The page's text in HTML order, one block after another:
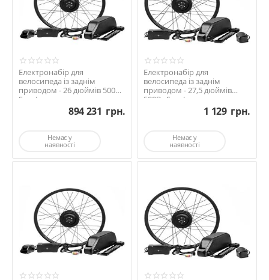
Електронабір для
велосипеда із заднім
приводом - 26 дюймів 500Вт
Sport та акумулятором ...
894 231 грн.
Немає у
наявності
Електронабір для
велосипеда із заднім
приводом - 27,5 дюймів
500Вт Sport та
1 129 грн.
Немає у
наявності